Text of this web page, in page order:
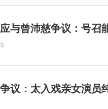
与曾沛慈争议：号召
议：太入戏亲女演员